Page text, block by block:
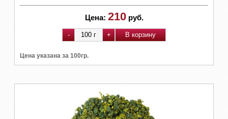
Цена: 210 руб.
Цена указана за 100гр.